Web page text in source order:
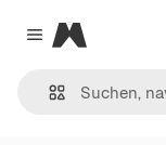
Close menu
Magnific